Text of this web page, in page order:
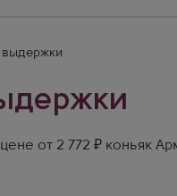
выдержки
от 2 772 ₽ коньяк